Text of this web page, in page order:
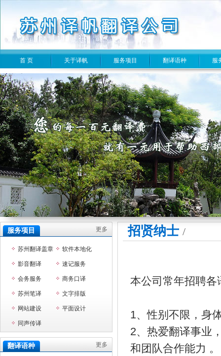
首 页 关于译帆 服务项目 翻译语种 服
招贤纳士 /
本公司常年招聘
1、性别不限，身
2、热爱翻译事业
和团队合作能力 。
服务项目 更多
苏州翻译盖章 软件本地化
影音翻译 速记服务
会务服务 商务口译
苏州笔译 文字排版
网站建设 平面设计
同声传译
翻译语种 更多